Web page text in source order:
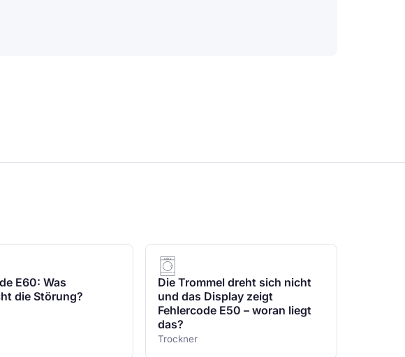
E60: Was
die Störung?
Die Trommel dreht sich nicht
und das Display zeigt
Fehlercode E50 – woran liegt
das?
Trockner